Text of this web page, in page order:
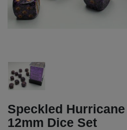
Speckled Hurricane
12mm Dice Set